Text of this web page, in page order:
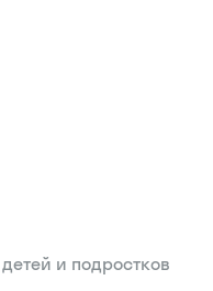
и подростков